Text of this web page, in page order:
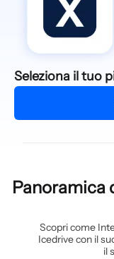
Seleziona il tuo
Panoramica
Scopri come
Icedrive con il
il